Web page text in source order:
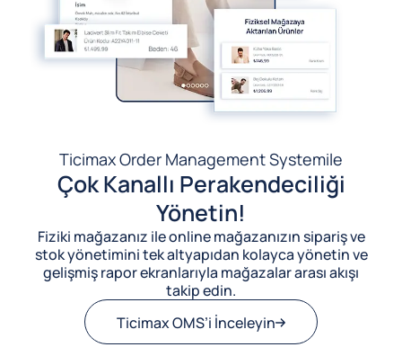
Ticimax Order Management Systemile
Çok Kanallı Perakendeciliği
Yönetin!
Fiziki mağazanız ile online mağazanızın sipariş ve
stok yönetimini tek altyapıdan kolayca yönetin ve
gelişmiş rapor ekranlarıyla mağazalar arası akışı
takip edin.
Ticimax OMS’i İnceleyin